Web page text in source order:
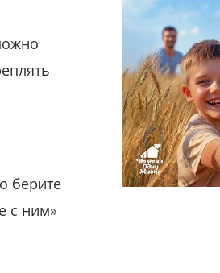
берите
с ним»